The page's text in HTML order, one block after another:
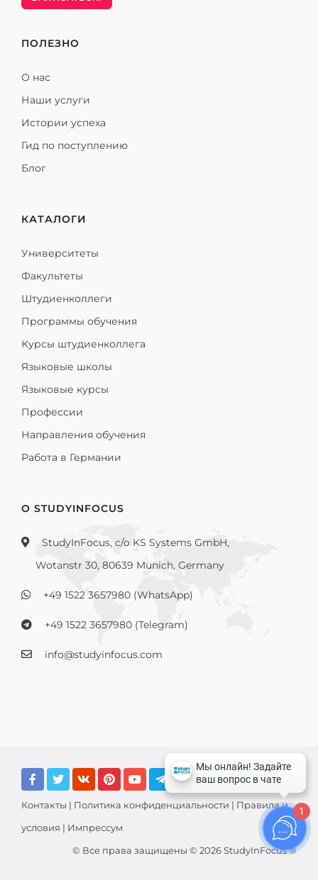
ПОЛЕЗНО
О нас
Наши услуги
Истории успеха
Гид по поступлению
Блог
КАТАЛОГИ
Университеты
Факультеты
Штудиенколлеги
Программы обучения
Курсы штудиенколлега
Языковые школы
Языковые курсы
Профессии
Направления обучения
Работа в Германии
О STUDYINFOCUS
StudyInFocus, c/o KS Systems GmbH,
Wotanstr 30, 80639 Munich, Germany
+49 1522 3657980 (WhatsApp)
+49 1522 3657980 (Telegram)
info@studyinfocus.com
Контакты | Политика конфиденциальности | Правила и
условия | Импрессум
© Все права защищены © 2026 StudyInFocus ®
1